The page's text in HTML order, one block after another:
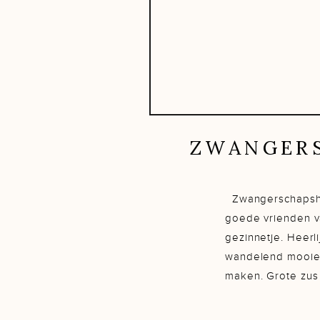
goede vrienden
gezinnetje.
wandelend
maken. Grote